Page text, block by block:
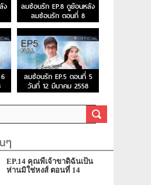
ง
ลมซ่อนรัก EP.8 ดูย้อนหลัง
ลมซ่อนรัก ตอนที่ 8
ลมซ่อนรัก EP.5 ตอนที่ 5
วันที่ 12 มีนาคม 2558
ๆ
EP.14 คุณพี่เจ้าขาดิฉันเป็น
ห่านมิใช่หงส์ ตอนที่ 14